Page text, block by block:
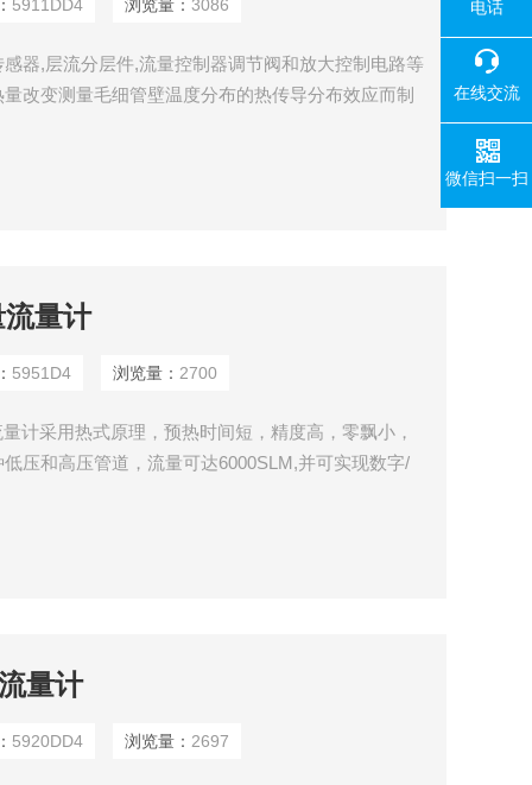
5911DD4 浏览量：3086
器,层流分层件,流量控制器调节阀和放大控制电路等
改变测量毛细管壁温度分布的热传导分布效应而制
量计
5951D4 浏览量： 2700
计采用热式原理，预热时间短，精度高，零飘小，
压和高压管道，流量可达6000SLM,并可实现数字/
量计
5920DD4 浏览量： 2697
电话
在线交流
微信扫一扫